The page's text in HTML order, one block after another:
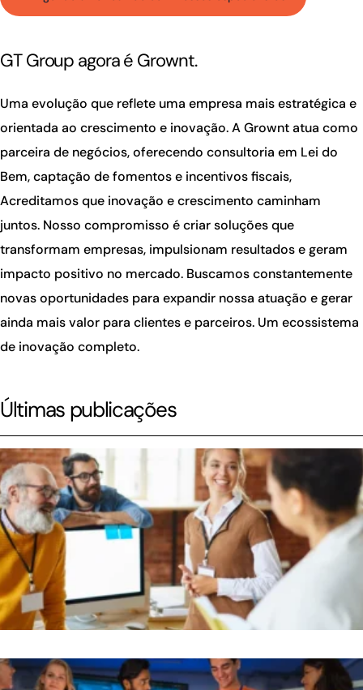
GT Group agora é Grownt.
Uma evolução que reflete uma empresa mais estratégica e
orientada ao crescimento e inovação. A Grownt atua como
parceira de negócios, oferecendo consultoria em Lei do
Bem, captação de fomentos e incentivos fiscais,
Acreditamos que inovação e crescimento caminham
juntos. Nosso compromisso é criar soluções que
transformam empresas, impulsionam resultados e geram
impacto positivo no mercado. Buscamos constantemente
novas oportunidades para expandir nossa atuação e gerar
ainda mais valor para clientes e parceiros. Um ecossistema
de inovação completo.
Últimas publicações